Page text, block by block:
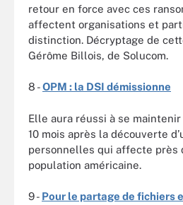
retour en force avec ces
affectent organisations et
distinction. Décryptage de
Gérôme Billois, de Solucom.
8 -OPM : la DSI démissionne
Elle aura réussi à se
10 mois après la découverte
personnelles qui affecte près
population américaine.
9 - Pour le partage de fichiers